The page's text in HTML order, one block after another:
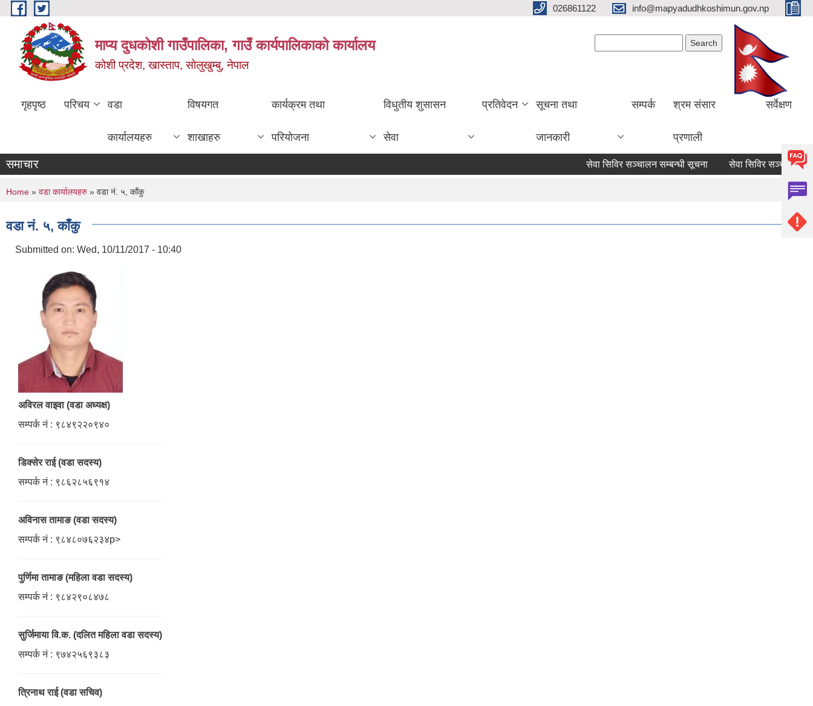
Skip to main content 026861122 info@mapyadudhkoshimun.gov.np
माप्य दुधकोशी गाउँपालिका, गाउँ कार्यपालिकाको कार्यालय
कोशी प्रदेश, खास्ताप, सोलुखुम्बु, नेपाल
गृहपृष्ठ परिचय वडा
कार्यालयहरु
विषयगत
शाखाहरु
कार्यक्रम तथा
परियोजना
विधुतीय शुसासन
सेवा
प्रतिवेदन सूचना तथा
जानकारी
सम्पर्क श्रम संसार
प्रणाली
सर्वेक्षण
समाचार सेवा सिविर सञ्चालन सम्बन्धी सूचना सेवा सिविर सञ्चालन
You are here
Home » वडा कार्यालयहरु » वडा नं. ५, काँकु
वडा नं. ५, काँकु
Submitted on: Wed, 10/11/2017 - 10:40
अविरल वाइवा (वडा अध्यक्ष)
सम्पर्क नं : ९८४९२२०९४०
डिक्सेर राई (वडा सदस्य)
सम्पर्क नं : ९८६२८५६९१४
अविनास तामाङ (वडा सदस्य)
सम्पर्क नं : ९८४८०७६२३४p>
पुर्णिमा तामाङ (महिला वडा सदस्य)
सम्पर्क नं : ९८४२९०८४७८
सुर्जिमाया वि.क. (दलित महिला वडा सदस्य)
सम्पर्क नं : ९७४२५६९३८३
त्रिनाथ राई (वडा सचिव)